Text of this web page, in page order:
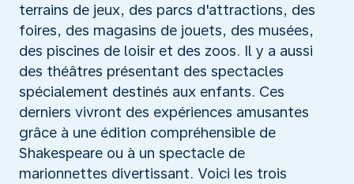
terrains de jeux, des parcs d'attractions, des
foires, des magasins de jouets, des musées,
des piscines de loisir et des zoos. Il y a aussi
des théâtres présentant des spectacles
spécialement destinés aux enfants. Ces
derniers vivront des expériences amusantes
grâce à une édition compréhensible de
Shakespeare ou à un spectacle de
marionnettes divertissant. Voici les trois